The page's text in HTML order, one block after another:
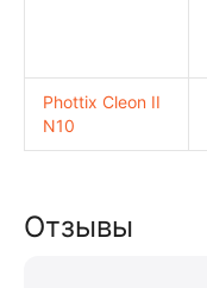
Phottix Cleon II
N10
Отзывы